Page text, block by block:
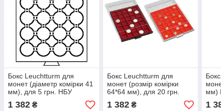
Бокс Leuchtturm для
монет (діаметр комірки 41
мм), для 5 грн. НБУ
нейзільбер
1 382 ₴
Бокс Leuchtturm для
монет (розмір комірки
64*64 мм), для 20 грн.
НБУ срібло
1 382₴
мм)
НБУ
1